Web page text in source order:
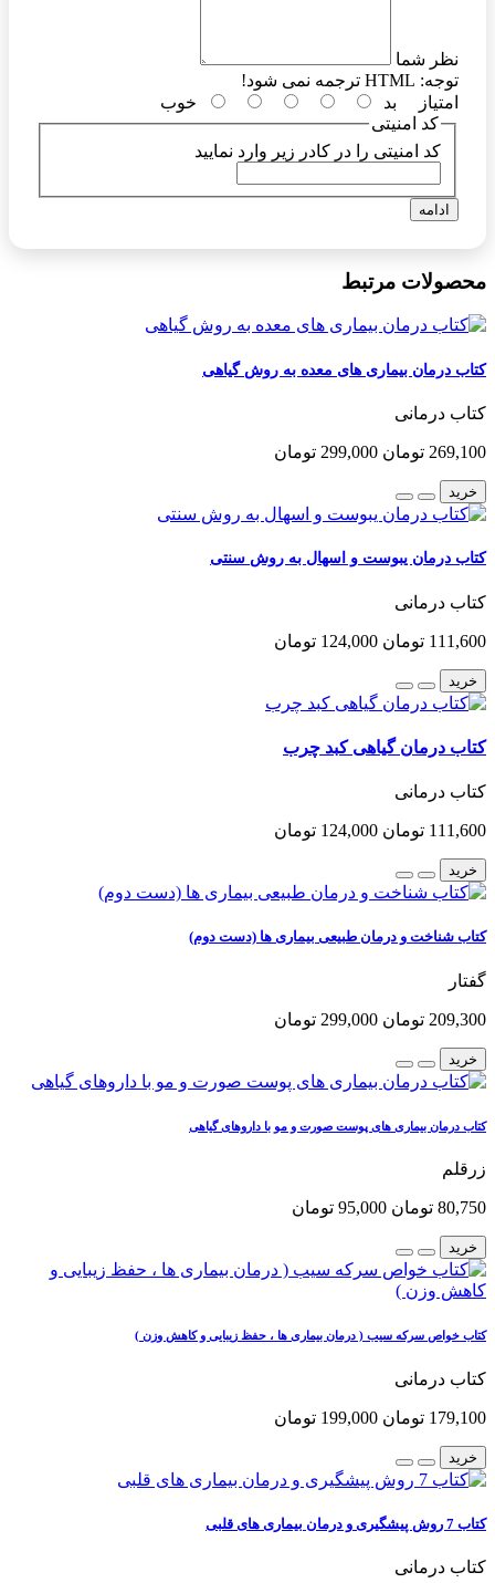
نظر شما
توجه:
امتیاز
بد
خوب
کد امنیتی
کد امنیتی را در کادر زیر وارد نمایید
ادامه
محصولات مرتبط
کتاب درمان بیماری های معده به روش گیاهی
کتاب درمانی
269,100 تومان 299,000 تومان
خرید
کتاب درمان یبوست و اسهال به روش سنتی
کتاب درمانی
111,600 تومان 124,000 تومان
خرید
کتاب درمان گیاهی کبد چرب
کتاب درمانی
111,600 تومان 124,000 تومان
خرید
کتاب شناخت و درمان طبیعی بیماری ها (دست دوم)
گفتار
209,300 تومان 299,000 تومان
خرید
کتاب درمان بیماری های پوست صورت و مو با داروهای گیاهی
زرقلم
80,750 تومان 95,000 تومان
خرید
کتاب خواص سرکه سیب ( درمان بیماری ها ، حفظ زیبایی و کاهش وزن )
کتاب درمانی
179,100 تومان 199,000 تومان
خرید
کتاب 7 روش پیشگیری و درمان بیماری های قلبی
کتاب درمانی